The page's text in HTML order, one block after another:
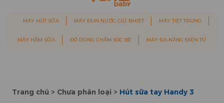
MÁY HÚT SỮA MÁY ĐUN NƯỚC GIỮ NHIỆT MÁY TIỆT TRÙNG
MÁY HÂM SỮA ĐỒ DÙNG CHĂM SÓC BÉ MÁY ĐA NĂNG ĐIỆN TỬ
Trang chủ > Chưa phân loại > Hút sữa tay Handy 3